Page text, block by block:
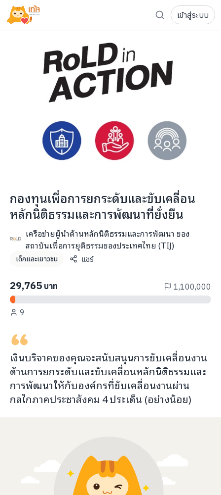
รู้จักเทใจ
ความเคลื่อนไหว
การลดหย่อนภาษี
FAQ ผู้บริจาค
เจ้าของโครงการ
ส่งโครงการ
098-615-5885
ภาษา
ไทย ENG
เข้าสู่ระบบ
กองทุนเพื่อการยกระดับและขับเคลื่อน
หลักนิติธรรมและการพัฒนาที่ยั่งยืน
เครือข่ายผู้นำด้านหลักนิติธรรมและการพัฒนา ของ
สถาบันเพื่อการยุติธรรมของประเทศไทย (TIJ)
เด็กและเยาวชน แชร์
29,765 บาท 1,100,000
9
เงินบริจาคของคุณจะสนับสนุนการขับเคลื่อนงาน
ด้านการยกระดับและขับเคลื่อนหลักนิติธรรมและ
การพัฒนาให้กับองค์กรที่ขับเคลื่อนงานผ่าน
กลไกภาคประชาสังคม 4ประเด็น (อย่างน้อย)